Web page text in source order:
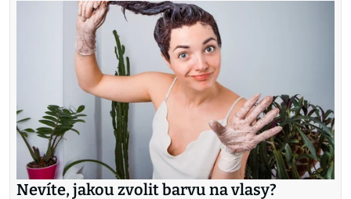
Nevíte, jakou zvolit barvu na vlasy?